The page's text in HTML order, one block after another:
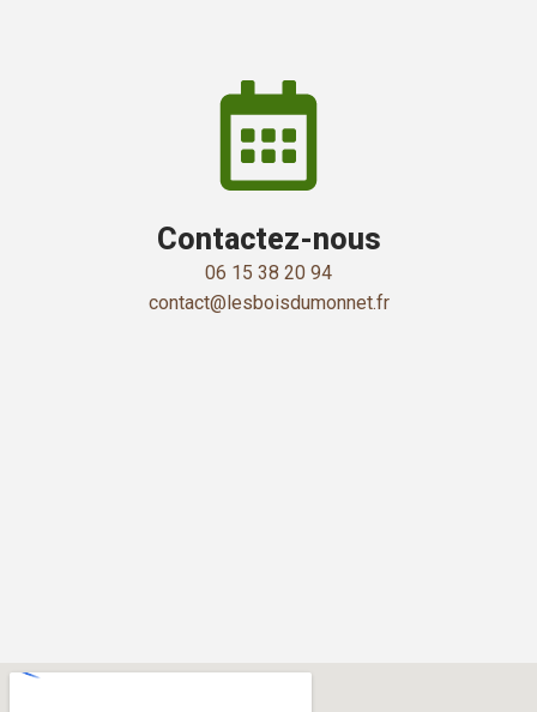
Contactez-nous
06 15 38 20 94
contact@lesboisdumonnet.fr